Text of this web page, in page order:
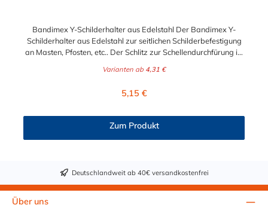
Bandimex Y-Schilderhalter aus Edelstahl Der Bandimex Y-
Schilderhalter aus Edelstahl zur seitlichen Schilderbefestigung
an Masten, Pfosten, etc.. Der Schlitz zur Schellendurchfürung ist
finden Sie passende Schlauchschellen im Zubehör. Y-
(M8)Lochmittenabstand: 21 mmLangloch zur
Schildbefestigung: 60 mmGesamtlänge: 80 mm Y-
Schilderhalter H097: Befestigungslöcher: 8,5 mm
(M8)Lochmittenabstand: 38 mmLangloch zur
Varianten ab 4,31 €
Regulärer Preis:
5,15 €
Zum Produkt
Deutschlandweit ab 40€ versandkostenfrei
Über uns